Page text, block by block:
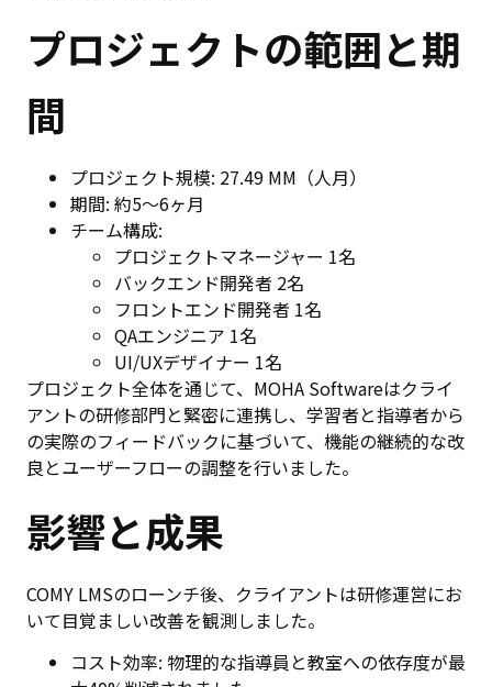
プロジェクトの範囲と期
間
プロジェクト規模: 27.49 MM（人月）
期間: 約5〜6ヶ月
チーム構成:
プロジェクトマネージャー 1名
バックエンド開発者 2名
フロントエンド開発者 1名
QAエンジニア 1名
UI/UXデザイナー 1名
プロジェクト全体を通じて、MOHA Softwareはクライ
アントの研修部門と緊密に連携し、学習者と指導者から
の実際のフィードバックに基づいて、機能の継続的な改
良とユーザーフローの調整を行いました。
影響と成果
COMY LMSのローンチ後、クライアントは研修運営にお
いて目覚ましい改善を観測しました。
コスト効率: 物理的な指導員と教室への依存度が最